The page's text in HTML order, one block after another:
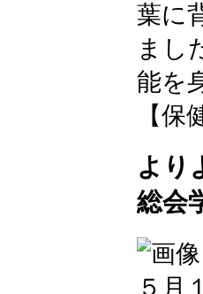
葉に
まし
能を
【保
より
総会
５月